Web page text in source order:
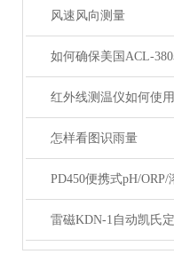
风速风向测量
红外线测温仪如何使用
怎样看图识雨量